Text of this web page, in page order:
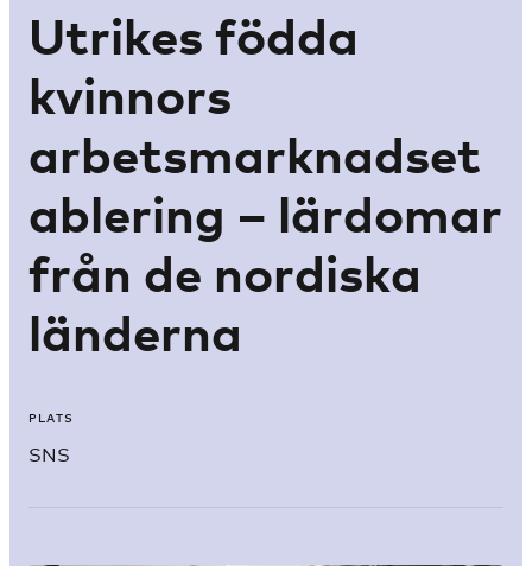
Utrikes födda
kvinnors
arbetsmarknadset
ablering – lärdomar
från de nordiska
länderna
PLATS
SNS